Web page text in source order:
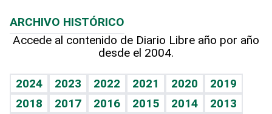
Hablando con el pediatra
Vida y familia
Eñe
Línea de hit
TBT Deportivo
Más firmas
Hecho en casa
Guía del dinero
Cumpleaños
Horóscopos
Crucigramas
ARCHIVO HISTÓRICO
Accede al contenido de Diario Libre año por año
desde el 2004.
2024 2023 2022 2021 2020
2019
2018
2017 2016 2015 2014
2013